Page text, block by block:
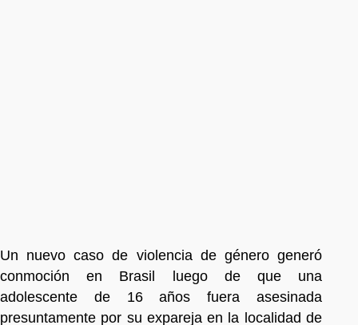
Un nuevo caso de violencia de género generó
conmoción en Brasil luego de que una
adolescente de 16 años fuera asesinada
presuntamente por su expareja en la localidad de